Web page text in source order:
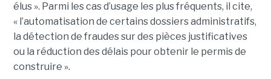
élus ». Parmi les cas d’usage les plus fréquents, il cite,
« l’automatisation de certains dossiers administratifs,
la détection de fraudes sur des pièces justificatives
ou la réduction des délais pour obtenir le permis de
construire ».